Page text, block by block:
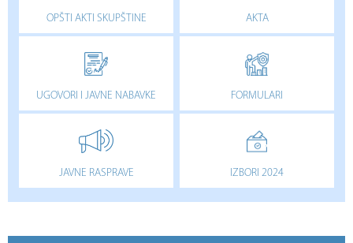
OPŠTI AKTI SKUPŠTINE AKTA
UGOVORI I JAVNE NABAVKE FORMULARI
JAVNE RASPRAVE IZBORI 2024